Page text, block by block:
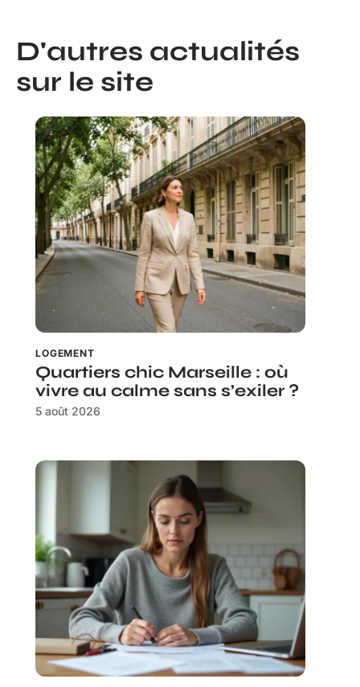
D'autres actualités
sur le site
LOGEMENT
Quartiers chic Marseille : où
vivre au calme sans s’exiler ?
5 août 2026